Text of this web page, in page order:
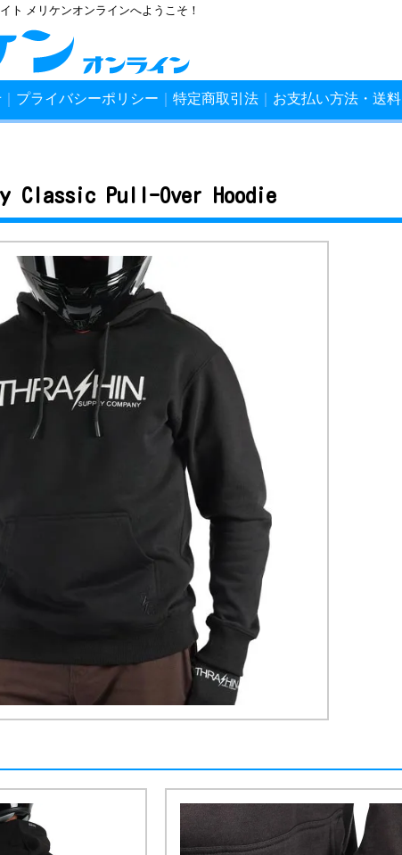
ト メリケンオンラインへようこそ！
プライバシーポリシー 特定商取引法 お支払い方法・送料
Classic Pull-Over Hoodie